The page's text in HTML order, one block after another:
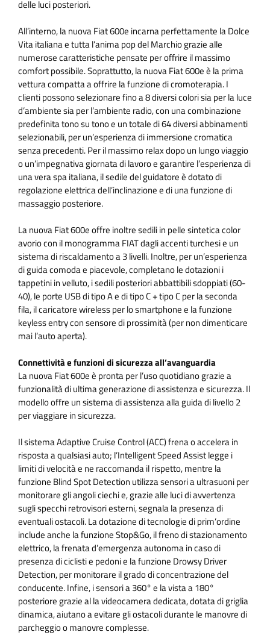
delle luci posteriori.
All’interno, la nuova Fiat 600e incarna perfettamente la Dolce
Vita italiana e tutta l’anima pop del Marchio grazie alle
numerose caratteristiche pensate per offrire il massimo
comfort possibile. Soprattutto, la nuova Fiat 600e è la prima
vettura compatta a offrire la funzione di cromoterapia. I
clienti possono selezionare fino a 8 diversi colori sia per la luce
d’ambiente sia per l’ambiente radio, con una combinazione
predefinita tono su tono e un totale di 64 diversi abbinamenti
selezionabili, per un’esperienza di immersione cromatica
senza precedenti. Per il massimo relax dopo un lungo viaggio
o un’impegnativa giornata di lavoro e garantire l’esperienza di
una vera spa italiana, il sedile del guidatore è dotato di
regolazione elettrica dell’inclinazione e di una funzione di
massaggio posteriore.
La nuova Fiat 600e offre inoltre sedili in pelle sintetica color
avorio con il monogramma FIAT dagli accenti turchesi e un
sistema di riscaldamento a 3 livelli. Inoltre, per un’esperienza
di guida comoda e piacevole, completano le dotazioni i
tappetini in velluto, i sedili posteriori abbattibili sdoppiati (60-
40), le porte USB di tipo A e di tipo C + tipo C per la seconda
fila, il caricatore wireless per lo smartphone e la funzione
keyless entry con sensore di prossimità (per non dimenticare
mai l’auto aperta).
Connettività e funzioni di sicurezza all’avanguardia
La nuova Fiat 600e è pronta per l’uso quotidiano grazie a
funzionalità di ultima generazione di assistenza e sicurezza. Il
modello offre un sistema di assistenza alla guida di livello 2
per viaggiare in sicurezza.
Il sistema Adaptive Cruise Control (ACC) frena o accelera in
risposta a qualsiasi auto; l’Intelligent Speed Assist legge i
limiti di velocità e ne raccomanda il rispetto, mentre la
funzione Blind Spot Detection utilizza sensori a ultrasuoni per
monitorare gli angoli ciechi e, grazie alle luci di avvertenza
sugli specchi retrovisori esterni, segnala la presenza di
eventuali ostacoli. La dotazione di tecnologie di prim’ordine
include anche la funzione Stop&Go, il freno di stazionamento
elettrico, la frenata d’emergenza autonoma in caso di
presenza di ciclisti e pedoni e la funzione Drowsy Driver
Detection, per monitorare il grado di concentrazione del
conducente. Infine, i sensori a 360° e la vista a 180°
posteriore grazie al la videocamera dedicata, dotata di griglia
dinamica, aiutano a evitare gli ostacoli durante le manovre di
parcheggio o manovre complesse.